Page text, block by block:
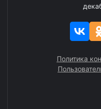
Политика